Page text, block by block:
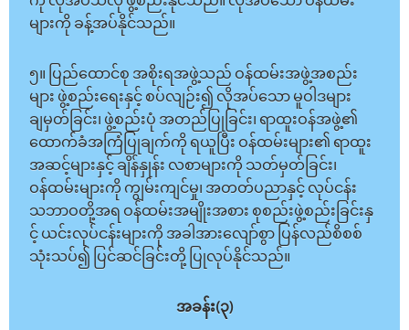
များကို ခန့်အပ်နိုင်သည်။
၅။ ပြည်ထောင်စု အစိုးရအဖွဲ့သည် ဝန်ထမ်းအဖွဲ့အစည်း
များ ဖွဲ့စည်းရေးနှင့် စပ်လျဉ်း၍ လိုအပ်သော မူဝါဒများ
ချမှတ်ခြင်း၊ ဖွဲ့စည်းပုံ အတည်ပြုခြင်း၊ ရာထူးဝန်အဖွဲ့၏
ထောက်ခံအကြံပြုချက်ကို ရယူပြီး ဝန်ထမ်းများ၏ ရာထူး
အဆင့်များနှင့် ချိန်နှုန်း လစာများကို သတ်မှတ်ခြင်း၊
ဝန်ထမ်းများကို ကျွမ်းကျင်မှု၊ အတတ်ပညာနှင့် လုပ်ငန်း
သဘာဝတို့အရ ဝန်ထမ်းအမျိုးအစား စုစည်းဖွဲ့စည်းခြင်းနှ
င့် ယင်းလုပ်ငန်းများကို အခါအားလျော်စွာ ပြန်လည်စိစစ်
သုံးသပ်၍ ပြင်ဆင်ခြင်းတို့ ပြုလုပ်နိုင်သည်။
အခန်း(၃)